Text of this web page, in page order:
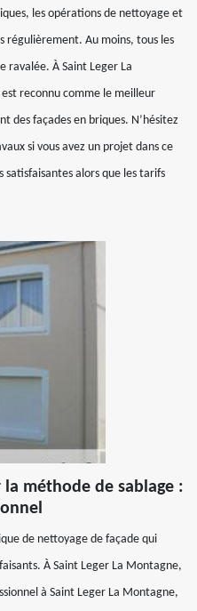
les opérations de nettoyage et
Au moins, tous les
ravalée. À Saint Leger La
reconnu comme le meilleur
des façades en briques. N’hésitez
si vous avez un projet dans ce
satisfaisantes alors que les tarifs
la méthode de sablage :
de nettoyage de façade qui
À Saint Leger La Montagne,
à Saint Leger La Montagne,